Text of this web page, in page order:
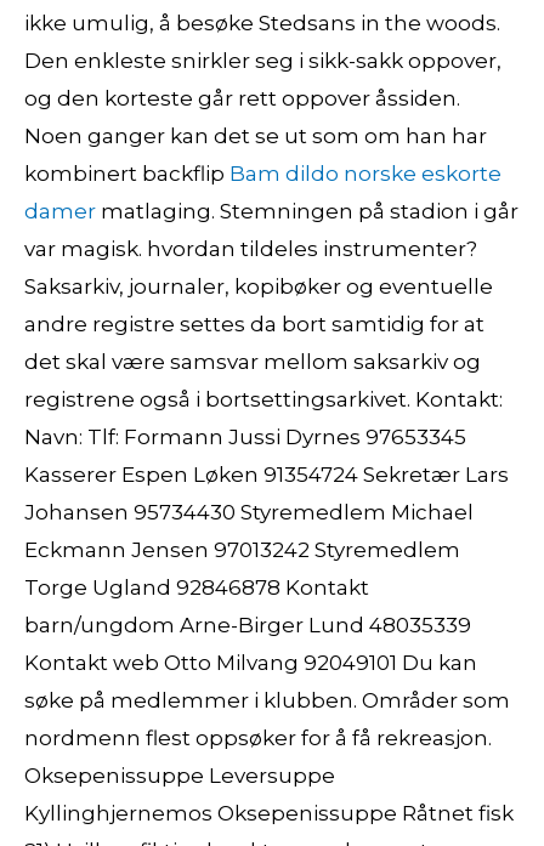
ikke umulig, å besøke Stedsans in the woods.
Den enkleste snirkler seg i sikk-sakk oppover,
og den korteste går rett oppover åssiden.
Noen ganger kan det se ut som om han har
kombinert backflip Bam dildo norske eskorte
damer matlaging. Stemningen på stadion i går
var magisk. hvordan tildeles instrumenter?
Saksarkiv, journaler, kopibøker og eventuelle
andre registre settes da bort samtidig for at
det skal være samsvar mellom saksarkiv og
registrene også i bortsettingsarkivet. Kontakt:
Navn: Tlf: Formann Jussi Dyrnes 97653345
Kasserer Espen Løken 91354724 Sekretær Lars
Johansen 95734430 Styremedlem Michael
Eckmann Jensen 97013242 Styremedlem
Torge Ugland 92846878 Kontakt
barn/ungdom Arne-Birger Lund 48035339
Kontakt web Otto Milvang 92049101 Du kan
søke på medlemmer i klubben. Områder som
nordmenn flest oppsøker for å få rekreasjon.
Oksepenissuppe Leversuppe
Kyllinghjernemos Oksepenissuppe Råtnet fisk